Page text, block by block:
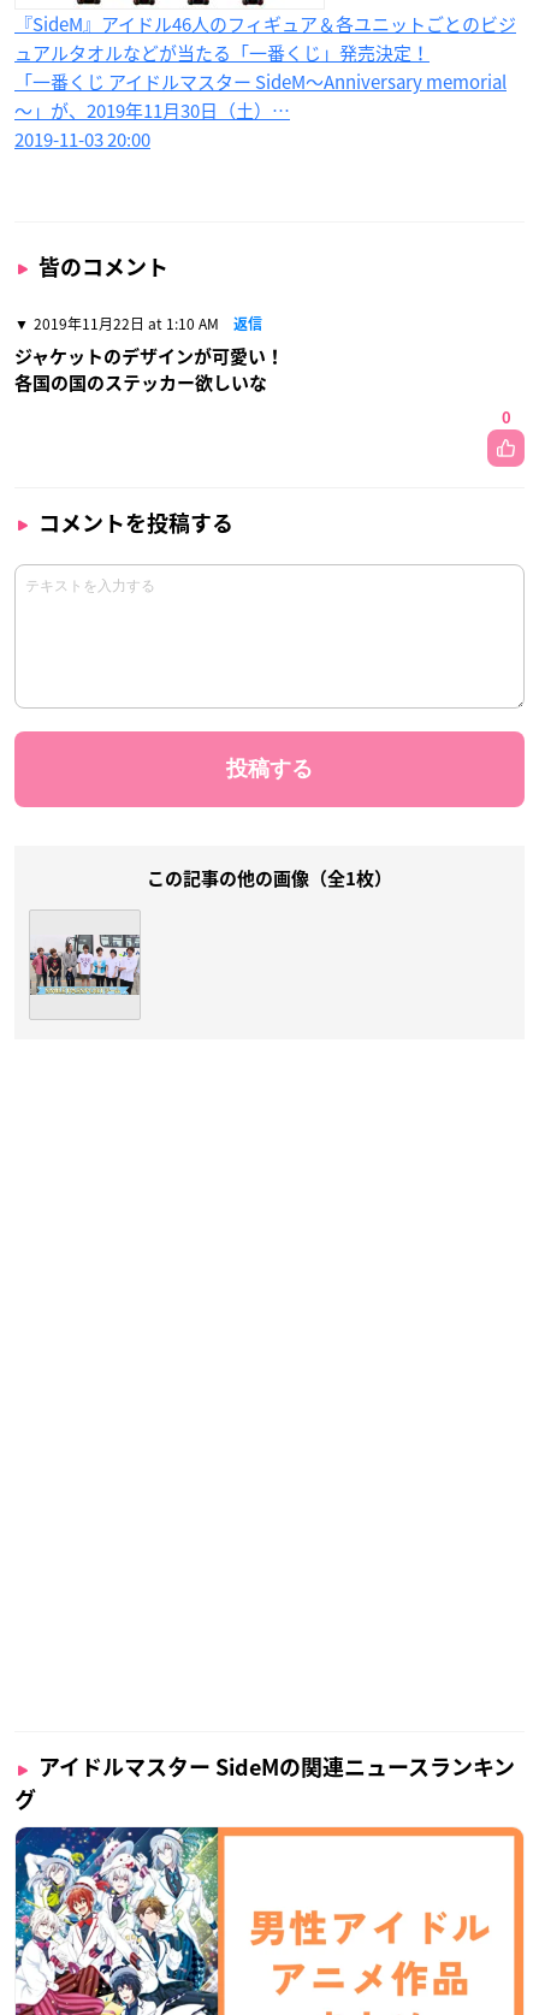
『SideM』アイドル46人のフィギュア＆各ユニットごとのビジ
ュアルタオルなどが当たる「一番くじ」発売決定！
「一番くじ アイドルマスター SideM～Anniversary memorial
～」が、2019年11月30日（土）…
2019-11-03 20:00
皆のコメント
2019年11月22日 at 1:10 AM 返信
ジャケットのデザインが可愛い！
各国の国のステッカー欲しいな
0
コメントを投稿する
この記事の他の画像（全1枚）
アイドルマスター SideMの関連ニュースランキン
グ